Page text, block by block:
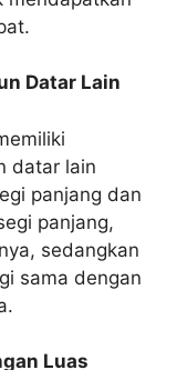
Datar Lain
datar lain
panjang dan
panjang,
sedangkan
sama dengan
Luas